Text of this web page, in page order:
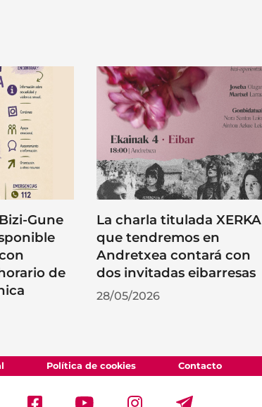
Gune
de
La charla titulada XERKA
que tendremos en
Andretxea contará con
dos invitadas eibarresas
28/05/2026
Política de cookies Contacto